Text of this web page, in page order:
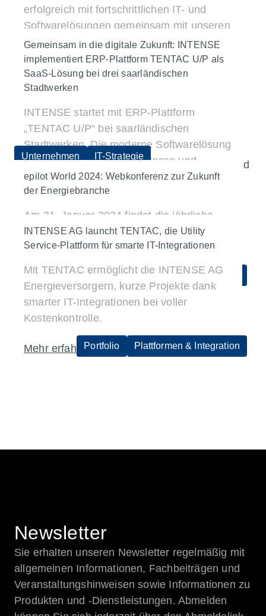
Mehr erfahren
Events Unternehmen Energiehandel
Transformation & Migration
erfolgreich mit fortschrittlichen IT- und
Softwarelösungen gemeinsam mit unseren
Kunden die Herausforderungen der
Energiewende meistern und sie Schritt für
Schritt in die digitale Zukunft begleiten.
Unternehmen IT-Strategie
Plattformen & Integration
Gemeinsam in die digitale Zukunft: INTENSE
implementiert ERP-Plattform TENTAC U/P als
SaaS-Lösung bei drei saarländischen
Stadtwerken
INTENSE startet mit ERP-Plattform
„TENTAC U/P“ bei saarländischen
Stadtwerken. Die moderne Softwarelösung
verschlankt Geschäftsprozesse und
steigert Effizienz in Zeiten der
Energiewende.
Unternehmen IT-Strategie
Plattformen & Integration SAP for Utilities
epilot World 2024: Webkonferenz zur Zukunft
der Energiebranche
Am 31. Januar 2024 findet die jährliche
epilot World statt. Die ganztägige
Webkonferenz steht im Fokus der
Energiewende und Digitalisierung.
Mehr erfahren
Unternehmen Plattformen & Integration
INTENSE AG launcht TENTAC, die Utility
Service-Plattform für smarte IT-Integrationen
Mit TENTAC ermöglicht die INTENSE AG
Energieversorgern, kurze Projekte dank
smarter IT-Integrationen bei voller
Kostenkontrolle.
Mehr erfahrenPortfolio Plattformen & Integration
Newsletter
Sie erhalten unseren Newsletter regelmäßig mit
allgemeinen Informationen, Fachbeiträgen und
Veranstaltungshinweisen sowie Informationen zu
Produkten und -Dienstleistungen. Abmelden